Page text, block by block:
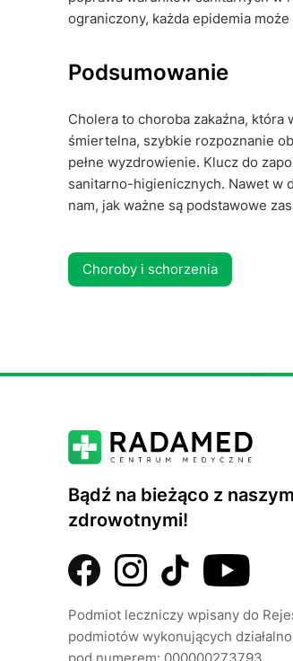
ograniczony, każda epidemia
Podsumowanie
Cholera to choroba zakaźna,
śmiertelna, szybkie rozpoznanie
pełne wyzdrowienie. Klucz do
sanitarno-higienicznych. Nawet w
nam, jak ważne są podstawowe
Choroby i schorzenia
Bądź na bieżąco z
zdrowotnymi!
Podmiot leczniczy wpisany do
podmiotów wykonujących
pod numerem: 000000273793